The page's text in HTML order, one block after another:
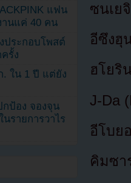
ซนเย
อีซึงฮุ
ฮโยริ
J-Da
อีโบย
คิมซา
แฟน
นแค่ 40 คน
ประกอบโพสต์
รั้ง
ใน 1 ปี แต่ยัง
กป้อง จองจุน
รายการวาไร